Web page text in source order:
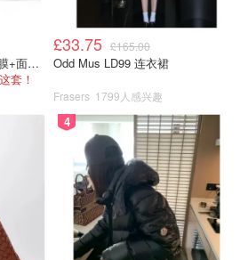
似靶心。宇航员克里斯蒂娜·科赫
：“它非常独特。直到今天，还没
坑，而我们非常有幸成为了第一批
阿波罗16号任务并登上过月球、现
杜克向机组人员发出了仪式性的“唤
200ml卸妆膏+100ml急救面膜+面霜+洁颜布
套！
£33.75 £165.00
Odd Mus LD99 连衣裙
Frasers 1799人感兴趣
4